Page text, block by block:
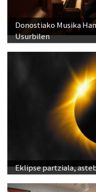
Donostiako Musika
Usurbilen
Eklipse partziala,